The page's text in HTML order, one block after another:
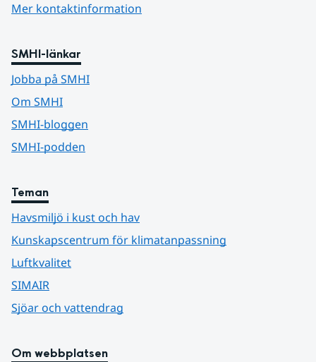
Mer kontaktinformation
SMHI-länkar
Jobba på SMHI
Om SMHI
SMHI-bloggen
SMHI-podden
Teman
Havsmiljö i kust och hav
Kunskapscentrum för klimatanpassning
Luftkvalitet
SIMAIR
Sjöar och vattendrag
Om webbplatsen